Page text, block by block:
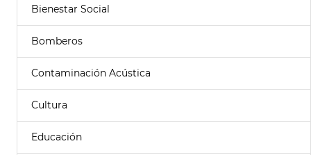
Bienestar Social
Bomberos
Contaminación Acústica
Cultura
Educación